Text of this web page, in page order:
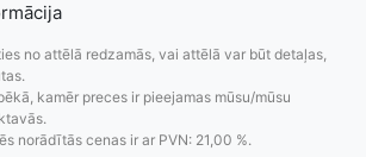
no attēlā redzamās, vai attēlā var būt detaļas,
kamēr preces ir pieejamas mūsu/mūsu
norādītās cenas ir ar PVN: 21,00 %.